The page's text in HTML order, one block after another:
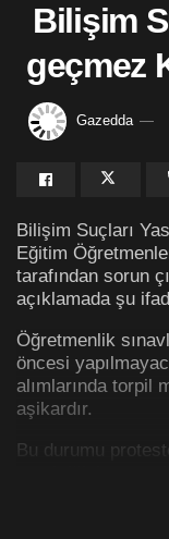
Bilişim
geçmez
Gazedda
Bilişim Suçları
Eğitim
tarafından sorun
açıklamada şu
Öğretmenlik
öncesi
alımlarında torpil
aşikardır.
Bu durumu